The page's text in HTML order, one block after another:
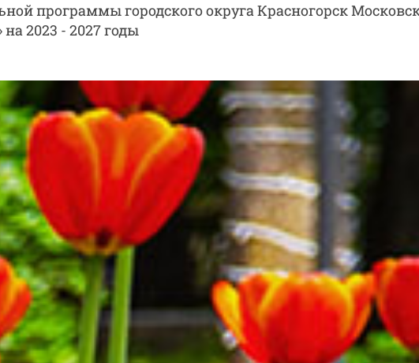
программы городского округа Красногорск
2023 - 2027 годы